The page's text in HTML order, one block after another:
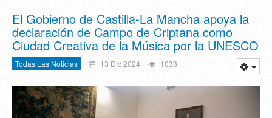
El Gobierno de Castilla-La Mancha apoya la
declaración de Campo de Criptana como
Ciudad Creativa de la Música por la UNESCO
Todas Las Noticias 13 Dic 2024 1033